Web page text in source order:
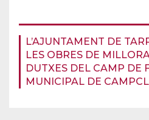
L’AJUNTAMENT DE
LES OBRES DE
DUTXES DEL CAMP DE
MUNICIPAL DE